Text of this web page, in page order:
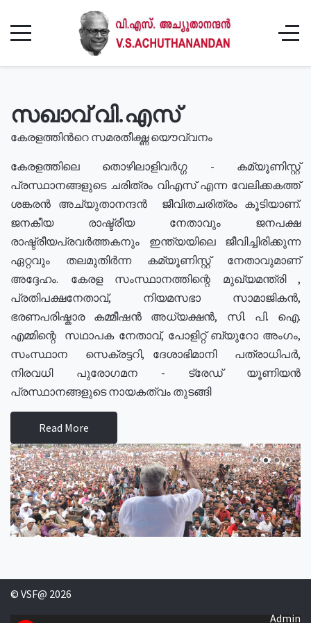
സഖാവ് വി.എസ്
കേരളത്തിൻറെ സമരതീക്ഷ്ണ യൌവ്വനം
കേരളത്തിലെ തൊഴിലാളിവർഗ്ഗ - കമ്യൂണിസ്റ്റ്
പ്രസ്ഥാനങ്ങളുടെ ചരിത്രം വിഎസ് എന്ന വേലിക്കകത്ത്
ശങ്കരൻ അച്യുതാനന്ദൻ ജീവിതചരിത്രം കൂടിയാണ്.
ജനകീയ രാഷ്ട്രീയ നേതാവും ജനപക്ഷ
രാഷ്ട്രീയപ്രവർത്തകനും ഇന്ത്യയിലെ ജീവിച്ചിരിക്കുന്ന
ഏറ്റവും തലമുതിർന്ന കമ്യൂണിസ്റ്റ് നേതാവുമാണ്
അദ്ദേഹം. കേരള സംസ്ഥാനത്തിന്റെ മുഖ്യമന്ത്രി ,
പ്രതിപക്ഷനേതാവ്, നിയമസഭാ സാമാജികൻ,
ഭരണപരിഷ്കാര കമ്മീഷൻ അധ്യക്ഷൻ, സി. പി. ഐ.
എമ്മിന്റെ സഥാപക നേതാവ്, പോളിറ്റ് ബ്യുറോ അംഗം,
സംസ്ഥാന സെക്രട്ടറി, ദേശാഭിമാനി പത്രാധിപർ,
നിരവധി പുരോഗമന - ട്രേഡ് യൂണിയൻ
പ്രസ്ഥാനങ്ങളുടെ നായകത്വം തുടങ്ങി
Read More
© VSF@ 2026
Admin